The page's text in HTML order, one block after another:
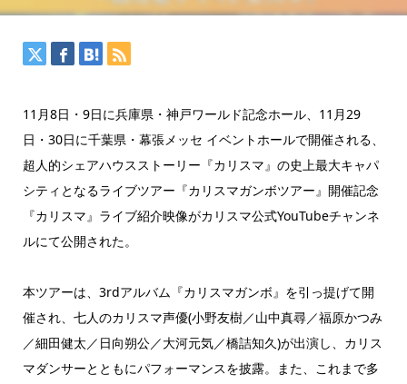
11月8日・9日に兵庫県・神戸ワールド記念ホール、11月29
日・30日に千葉県・幕張メッセ イベントホールで開催される、
超人的シェアハウスストーリー『カリスマ』の史上最大キャパ
シティとなるライブツアー『カリスマガンボツアー』開催記念
『カリスマ』ライブ紹介映像がカリスマ公式YouTubeチャンネ
ルにて公開された。
本ツアーは、3rdアルバム『カリスマガンボ』を引っ提げて開
催され、七人のカリスマ声優(小野友樹／山中真尋／福原かつみ
／細田健太／日向朔公／大河元気／橋詰知久)が出演し、カリス
マダンサーとともにパフォーマンスを披露。また、これまで多